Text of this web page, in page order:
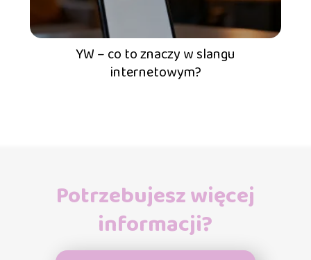
YW – co to znaczy w slangu
internetowym?
Potrzebujesz więcej
informacji?